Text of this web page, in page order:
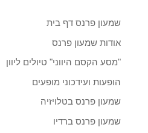
fref=ts
Facebook
שמעון פרנס דף בית
אודות שמעון פרנס
"מסע הקסם היווני" טיולים ליוון
הופעות ועידכוני מופעים
שמעון פרנס בטלויזיה
שמעון פרנס ברדיו